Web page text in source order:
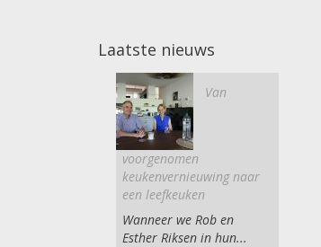
Laatste nieuws
Van
voorgenomen
keukenvernieuwing naar
een leefkeuken
Wanneer we Rob en
Esther Riksen in hun...